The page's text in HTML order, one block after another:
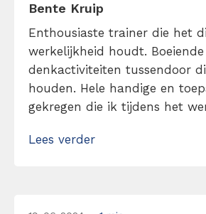
Bente Kruip
Enthousiaste trainer die het
werkelijkheid houdt.
denkactiviteiten tussendoor
houden. Hele handige en
gekregen die ik tijdens het
raad het zeker aan!
Lees verder